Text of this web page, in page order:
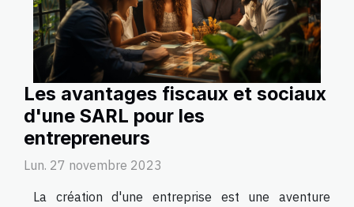
Les avantages fiscaux et sociaux
d'une SARL pour les
entrepreneurs
Lun. 27 novembre 2023
La création d'une entreprise est une aventure